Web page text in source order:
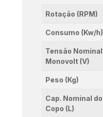
Rotação (RPM)
Consumo (Kw/h)
Tensão Nominal
Monovolt (V)
Peso (Kg)
Cap. Nominal do
Copo (L)